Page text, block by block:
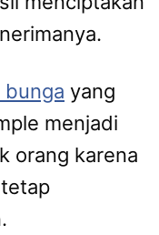
yang
menjadi
orang karena